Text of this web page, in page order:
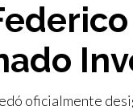
oficialmente